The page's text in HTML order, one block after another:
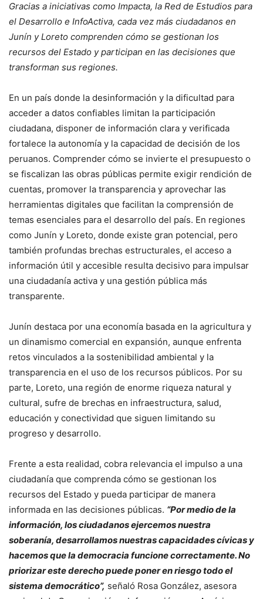
Gracias a iniciativas como Impacta, la Red de Estudios para
el Desarrollo e InfoActiva, cada vez más ciudadanos en
Junín y Loreto comprenden cómo se gestionan los
recursos del Estado y participan en las decisiones que
transforman sus regiones.
En un país donde la desinformación y la dificultad para
acceder a datos confiables limitan la participación
ciudadana, disponer de información clara y verificada
fortalece la autonomía y la capacidad de decisión de los
peruanos. Comprender cómo se invierte el presupuesto o
se fiscalizan las obras públicas permite exigir rendición de
cuentas, promover la transparencia y aprovechar las
herramientas digitales que facilitan la comprensión de
temas esenciales para el desarrollo del país. En regiones
como Junín y Loreto, donde existe gran potencial, pero
también profundas brechas estructurales, el acceso a
información útil y accesible resulta decisivo para impulsar
una ciudadanía activa y una gestión pública más
transparente.
Junín destaca por una economía basada en la agricultura y
un dinamismo comercial en expansión, aunque enfrenta
retos vinculados a la sostenibilidad ambiental y la
transparencia en el uso de los recursos públicos. Por su
parte, Loreto, una región de enorme riqueza natural y
cultural, sufre de brechas en infraestructura, salud,
educación y conectividad que siguen limitando su
progreso y desarrollo.
Frente a esta realidad, cobra relevancia el impulso a una
ciudadanía que comprenda cómo se gestionan los
recursos del Estado y pueda participar de manera
informada en las decisiones públicas. “Por medio de la
información, los ciudadanos ejercemos nuestra
soberanía, desarrollamos nuestras capacidades cívicas y
hacemos que la democracia funcione correctamente. No
priorizar este derecho puede poner en riesgo todo el
sistema democrático”, señaló Rosa González, asesora